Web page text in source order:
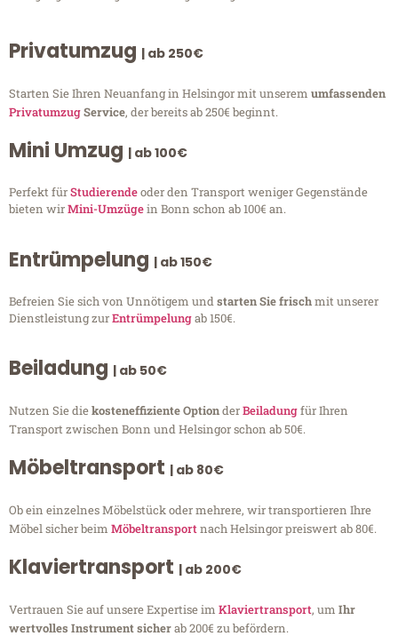
Privatumzug | ab 250€
Starten Sie Ihren Neuanfang in Helsingor mit unserem umfassenden
PrivatumzugService, der bereits ab 250€ beginnt.
Mini Umzug | ab 100€
Perfekt fürStudierendeoder den Transport weniger Gegenstände
bieten wirMini-Umzügein Bonn schon ab 100€ an.
Entrümpelung | ab 150€
Befreien Sie sich von Unnötigem undstarten Sie frischmit unserer
Dienstleistung zurEntrümpelungab 150€.
Beiladung | ab 50€
Nutzen Sie diekosteneffiziente OptionderBeiladungfür Ihren
Transport zwischen Bonn und Helsingor schon ab 50€.
Möbeltransport | ab 80€
Ob ein einzelnes Möbelstück oder mehrere, wir transportieren Ihre
Möbel sicher beim Möbeltransportnach Helsingor preiswert ab 80€.
Klaviertransport | ab 200€
Vertrauen Sie auf unsere Expertise im Klaviertransport, um Ihr
wertvolles Instrument sicherab 200€ zu befördern.